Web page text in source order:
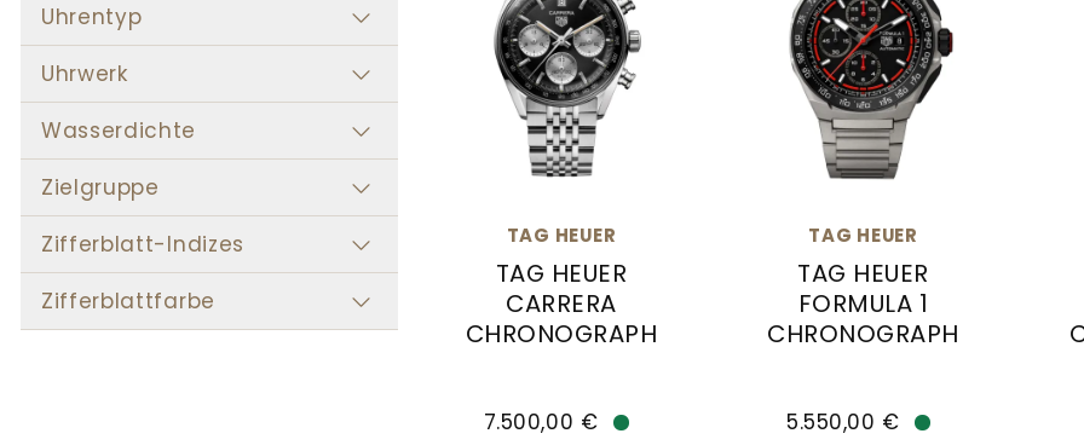
Uhrentyp
Uhrwerk
Wasserdichte
Zielgruppe
Zifferblatt-Indizes
Zifferblattfarbe
TAG HEUER
TAG HEUER
CARRERA
CHRONOGRAPH
TAG Heuer TAG HEUER CARRERA CHRONOGRAPH, Ref:
7.500,00 €
TAG HEUER
TAG HEUER
FORMULA 1
CHRONOGRAPH
TAG Heuer TAG HEUER
5.550,00 €